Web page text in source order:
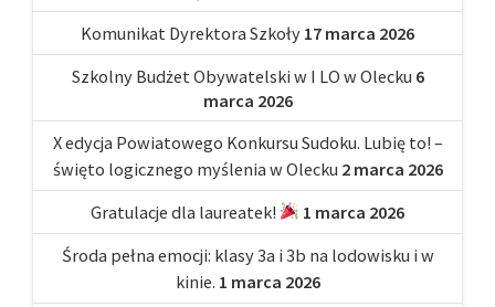
Komunikat Dyrektora Szkoły 17 marca 2026
Szkolny Budżet Obywatelski w I LO w Olecku 6
marca 2026
X edycja Powiatowego Konkursu Sudoku. Lubię to! –
święto logicznego myślenia w Olecku 2 marca 2026
Gratulacje dla laureatek!
1 marca 2026
Środa pełna emocji: klasy 3a i 3b na lodowisku i w
kinie. 1 marca 2026